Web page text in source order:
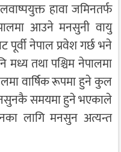
हावा जमिनतर्फ
आउने मनसुनी वायु
पूर्वी नेपाल प्रवेश गर्छ भने
मध्य तथा पश्चिम नेपालमा
वार्षिक रूपमा हुने कुल
मनसुनकै समयमा हुने भएकाले
लागि मनसुन अत्यन्त